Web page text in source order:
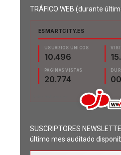
TRÁFICO WEB (durante
SUSCRIPTORES
último mes auditado